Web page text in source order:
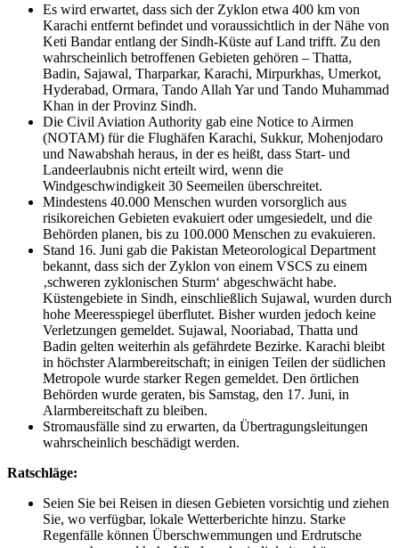
Es wird erwartet, dass sich der Zyklon etwa 400 km von
Karachi entfernt befindet und voraussichtlich in der Nähe von
Keti Bandar entlang der Sindh-Küste auf Land trifft. Zu den
wahrscheinlich betroffenen Gebieten gehören – Thatta,
Badin, Sajawal, Tharparkar, Karachi, Mirpurkhas, Umerkot,
Hyderabad, Ormara, Tando Allah Yar und Tando Muhammad
Khan in der Provinz Sindh.
Die Civil Aviation Authority gab eine Notice to Airmen
(NOTAM) für die Flughäfen Karachi, Sukkur, Mohenjodaro
und Nawabshah heraus, in der es heißt, dass Start- und
Landeerlaubnis nicht erteilt wird, wenn die
Windgeschwindigkeit 30 Seemeilen überschreitet.
Mindestens 40.000 Menschen wurden vorsorglich aus
risikoreichen Gebieten evakuiert oder umgesiedelt, und die
Behörden planen, bis zu 100.000 Menschen zu evakuieren.
Stand 16. Juni gab die Pakistan Meteorological Department
bekannt, dass sich der Zyklon von einem VSCS zu einem
‚schweren zyklonischen Sturm‘ abgeschwächt habe.
Küstengebiete in Sindh, einschließlich Sujawal, wurden durch
hohe Meeresspiegel überflutet. Bisher wurden jedoch keine
Verletzungen gemeldet. Sujawal, Nooriabad, Thatta und
Badin gelten weiterhin als gefährdete Bezirke. Karachi bleibt
in höchster Alarmbereitschaft; in einigen Teilen der südlichen
Metropole wurde starker Regen gemeldet. Den örtlichen
Behörden wurde geraten, bis Samstag, den 17. Juni, in
Alarmbereitschaft zu bleiben.
Stromausfälle sind zu erwarten, da Übertragungsleitungen
wahrscheinlich beschädigt werden.
Ratschläge:
Seien Sie bei Reisen in diesen Gebieten vorsichtig und ziehen
Sie, wo verfügbar, lokale Wetterberichte hinzu. Starke
Regenfälle können Überschwemmungen und Erdrutsche